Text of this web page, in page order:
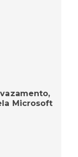
Microsoft